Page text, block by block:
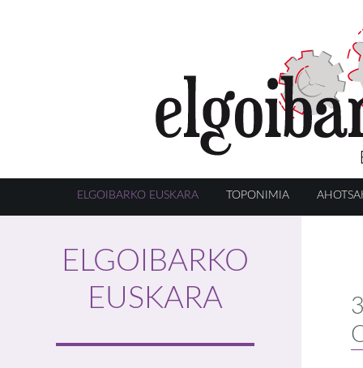
ELGOIBARKO EUSKARA TOPONIMIA
ELGOIBARKO
EUSKARA